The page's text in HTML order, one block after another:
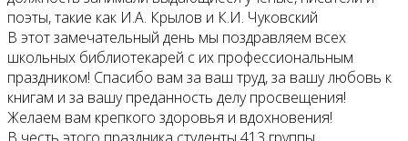
поэты, такие как И.А. Крылов и К.И. Чуковский
В этот замечательный день мы поздравляем всех
школьных библиотекарей с их профессиональным
праздником! Спасибо вам за ваш труд, за вашу любовь к
книгам и за вашу преданность делу просвещения!
Желаем вам крепкого здоровья и вдохновения!